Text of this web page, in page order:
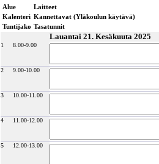
Alue
Laitteet
Kalenteri Kannettavat (Yläkoulun käytävä)
Tuntijako Tasatunnit
Lauantai 21. Kesäkuuta 2025
1 8.00-9.00
2 9.00-10.00
3 10.00-11.00
4 11.00-12.00
5 12.00-13.00